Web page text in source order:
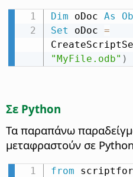
Dim oDoc As
Set oDoc =
"MyFile.odb" )
Σε Python
Τα παραπάνω
μεταφραστούν σε
from